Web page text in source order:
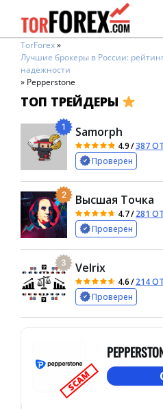
TorForex»
Лучшие брокеры в России:
надежности
» Pepperstone
ТОП ТРЕЙДЕРЫ
1 Samorph
4.9/387
Проверен
2 Высшая Точка
4.7/281
Проверен
3 Velrix
4.6/214
Проверен
SCAM